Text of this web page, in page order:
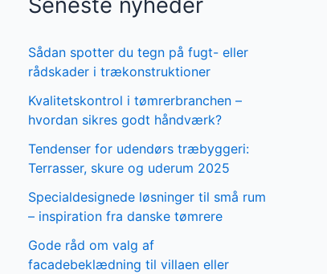
Seneste nyheder
Sådan spotter du tegn på fugt- eller
rådskader i trækonstruktioner
Kvalitetskontrol i tømrerbranchen –
hvordan sikres godt håndværk?
Tendenser for udendørs træbyggeri:
Terrasser, skure og uderum 2025
Specialdesignede løsninger til små rum
– inspiration fra danske tømrere
Gode råd om valg af
facadebeklædning til villaen eller